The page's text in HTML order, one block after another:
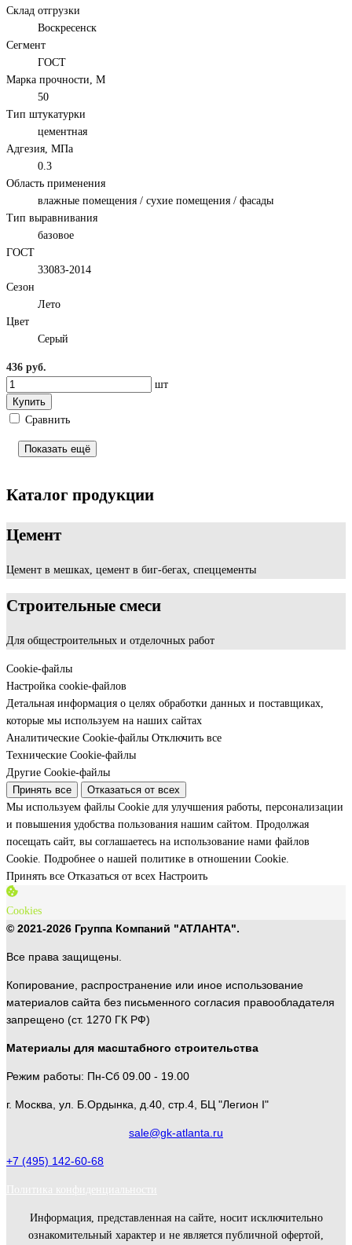
Склад отгрузки
Воскресенск
Сегмент
ГОСТ
Марка прочности, М
50
Тип штукатурки
цементная
Адгезия, МПа
0.3
Область применения
влажные помещения / сухие помещения / фасады
Тип выравнивания
базовое
ГОСТ
33083-2014
Сезон
Лето
Цвет
Серый
436 руб.
шт
Купить
Сравнить
Показать ещё
Каталог продукции
Цемент
Цемент в мешках, цемент в биг-бегах, спеццементы
Строительные смеси
Для общестроительных и отделочных работ
Cookie-файлы
Настройка cookie-файлов
Детальная информация о целях обработки данных и поставщиках,
которые мы используем на наших сайтах
Аналитические Cookie-файлы Отключить все
Технические Cookie-файлы
Другие Cookie-файлы
Принять все
Отказаться от всех
Мы используем файлы Cookie для улучшения работы, персонализации
и повышения удобства пользования нашим сайтом. Продолжая
посещать сайт, вы соглашаетесь на использование нами файлов
Cookie. Подробнее о нашей политике в отношении Cookie.
Принять все Отказаться от всех Настроить
Cookies
© 2021-2026 Группа Компаний "АТЛАНТА".
Все права защищены.
Копирование, распространение или иное использование
материалов сайта без письменного согласия правообладателя
запрещено (ст. 1270 ГК РФ)
Материалы для масштабного строительства
Режим работы: Пн-Сб 09.00 - 19.00
г. Москва, ул. Б.Ордынка, д.40, стр.4, БЦ "Легион I"
sale@gk-atlanta.ru
+7 (495) 142-60-68
Политика конфиденциальности
Информация, представленная на сайте, носит исключительно
ознакомительный характер и не является публичной офертой,